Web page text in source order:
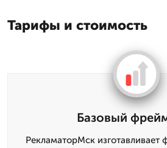
Тарифы и стоимость
Базовый
РекламаторМск изготавливает